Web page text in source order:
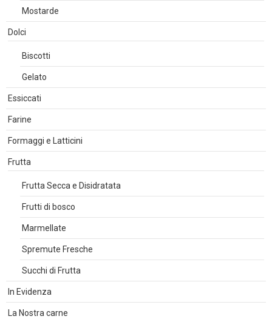
Mostarde
Dolci
Biscotti
Gelato
Essiccati
Farine
Formaggi e Latticini
Frutta
Frutta Secca e Disidratata
Frutti di bosco
Marmellate
Spremute Fresche
Succhi di Frutta
In Evidenza
La Nostra carne